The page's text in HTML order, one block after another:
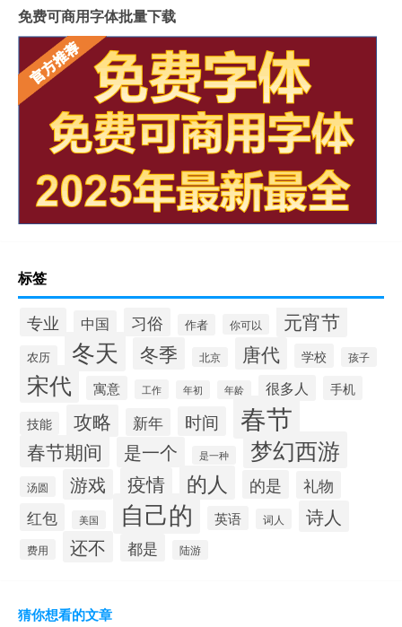
免费可商用字体批量下载
标签
专业 中国 习俗 作者 你可以 元宵节
农历 冬天 冬季 北京 唐代 学校 孩子
宋代 寓意 工作 年初 年龄 很多人 手机
技能 攻略 新年 时间 春节
春节期间 是一个 是一种 梦幻西游
汤圆 游戏 疫情 的人 的是
礼物
红包
美国 自己的 英语 词人 诗人
费用 还不 都是 陆游
猜你想看的文章